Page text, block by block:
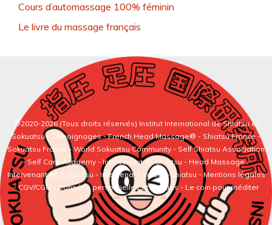
Cours d’automassage 100% féminin
Le livre du massage français
©2020-2026 (Tous droits réservés) Institut International de Shiatsu et
Sokuatsu- Témoignages-French Head Massage® - Shiatsu France -
Sokuatsu France -World Sokuatsu Community - Self Shiatsu Association
- Self Care Academy - Intervenant en Shiatsu - Head Massage-
Intervenant en Sokuatsu - Intervenant en Self-Shiatsu - Mentions légales
- CGV/CGU - Données personnelles et cookies - Le coin pour méditer